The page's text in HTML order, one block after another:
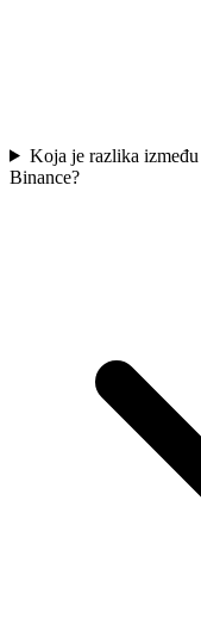
Koja je razlika
Binance?